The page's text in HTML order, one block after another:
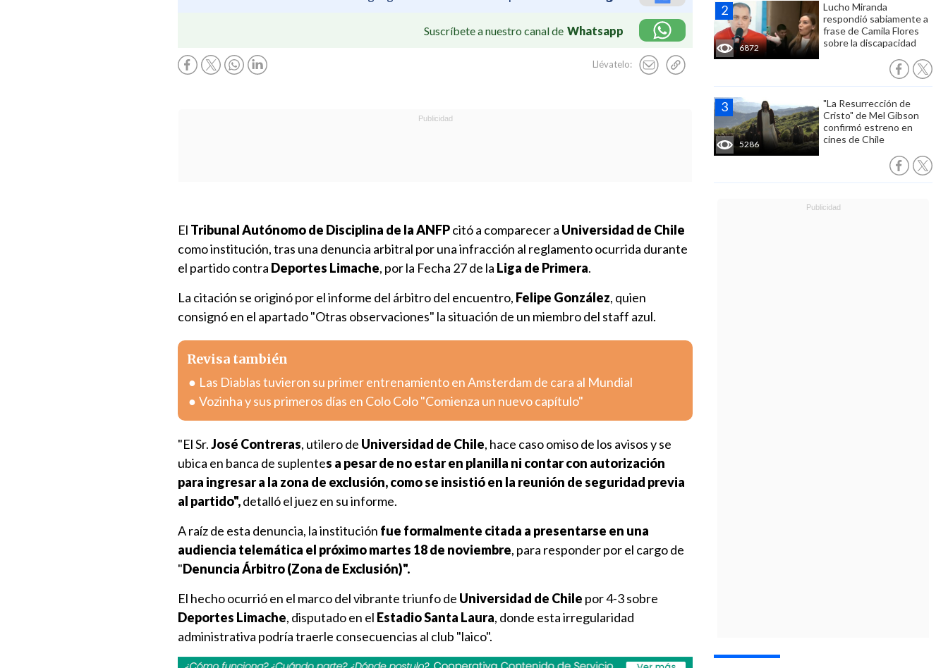
Suscríbete a nuestro canal de Whatsapp
Llévatelo:
6872
Lucho Miranda
respondió sabiamente a
frase de Camila Flores
sobre la discapacidad
5286
"La Resurrección de
Cristo" de Mel Gibson
confirmó estreno en
cines de Chile
El Tribunal Autónomo de Disciplina de la ANFPcitó a comparecer a Universidad de Chile
como institución, tras una denuncia arbitral por una infracción al reglamento ocurrida durante
el partido contra Deportes Limache, por la Fecha 27 de la Liga de Primera.
La citación se originó por el informe del árbitro del encuentro, Felipe González, quien
consignó en el apartado "Otras observaciones" la situación de un miembro del staff azul.
Revisa también
Las Diablas tuvieron su primer entrenamiento en Amsterdam de cara al Mundial
Vozinha y sus primeros días en Colo Colo "Comienza un nuevo capítulo"
"El Sr.José Contreras, utilero de Universidad de Chile, hace caso omiso de los avisos y se
ubica en banca de suplentes a pesar de no estar en planilla ni contar con autorización
para ingresar a la zona de exclusión, como se insistió en la reunión de seguridad previa
al partido",detalló el juez en su informe.
A raíz de esta denuncia, la institución fue formalmente citada a presentarse en una
audiencia telemática el próximo martes 18 de noviembre, para responder por el cargo de
"Denuncia Árbitro (Zona de Exclusión)".
El hecho ocurrió en el marco del vibrante triunfo de Universidad de Chile por 4-3 sobre
Deportes Limache, disputado en el Estadio Santa Laura, donde esta irregularidad
administrativa podría traerle consecuencias al club "laico".